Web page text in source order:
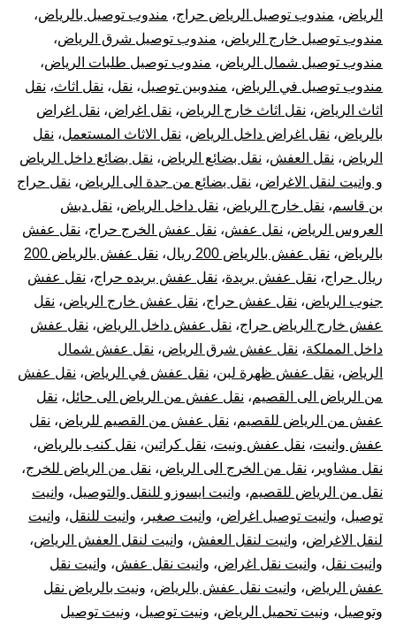
الرياض، مندوب توصيل الرياض حراج، مندوب توصيل بالرياض،
مندوب توصيل خارج الرياض، مندوب توصيل شرق الرياض،
مندوب توصيل شمال الرياض، مندوب توصيل طلبات الرياض،
مندوب توصيل في الرياض، مندوبين توصيل، نقل، نقل اثاث، نقل
اثاث الرياض، نقل اثاث خارج الرياض، نقل اغراض، نقل اغراض
بالرياض، نقل اغراض داخل الرياض، نقل الاثاث المستعمل، نقل
الرياض، نقل العفش، نقل بضائع الرياض، نقل بضائع داخل الرياض
و وانيت لنقل الاغراض، نقل بضائع من جدة الى الرياض، نقل حراج
بن قاسم، نقل خارج الرياض، نقل داخل الرياض، نقل دبش
العروس الرياض، نقل عفش، نقل عفش الخرج حراج، نقل عفش
بالرياض، نقل عفش بالرياض 200 ريال ،
نقل عفش بالرياض 200
ريال حراج، نقل عفش بريدة، نقل عفش بريده حراج، نقل عفش
جنوب الرياض، نقل عفش حراج، نقل عفش خارج الرياض، نقل
عفش خارج الرياض حراج، نقل عفش داخل الرياض، نقل عفش
داخل المملكة، نقل عفش شرق الرياض، نقل عفش شمال
الرياض، نقل عفش ظهرة لبن، نقل عفش في الرياض، نقل عفش
من الرياض الى القصيم، نقل عفش من الرياض الى حائل، نقل
عفش من الرياض للقصيم، نقل عفش من القصيم للرياض، نقل
عفش وانيت، نقل عفش ونيت، نقل كراتين، نقل كنب بالرياض،
نقل مشاوير ، نقل من الخرج الى الرياض، نقل من الرياض للخرج،
نقل من الرياض للقصيم، وانيت ايسوزو للنقل والتوصيل، وانيت
توصيل، وانيت توصيل اغراض، وانيت صغير ، وانيت للنقل، وانيت
لنقل الاغراض، وانيت لنقل العفش، وانيت لنقل العفش الرياض،
وانيت نقل، وانيت نقل اغراض، وانيت نقل عفش، وانيت نقل
عفش الرياض، وانيت نقل عفش بالرياض، ونيت بالرياض نقل
وتوصيل، ونيت تحميل الرياض، ونيت توصيل، ونيت توصيل